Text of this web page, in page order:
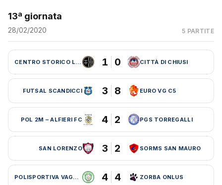
13ª giornata
28/02/2020 5 PARTITE
CENTRO STORICO LEBOWSKI 1 0 CITTÀ DI CHIUSI
FUTSAL SCANDICCI 3 8 EURO VG C5
POL 2M – ALFIERI FC 4 2 PGS TORREGALLI
SAN LORENZO 3 2 SORMS SAN MAURO
POLISPORTIVA VAGLIA 4 4 ZORBA ONLUS